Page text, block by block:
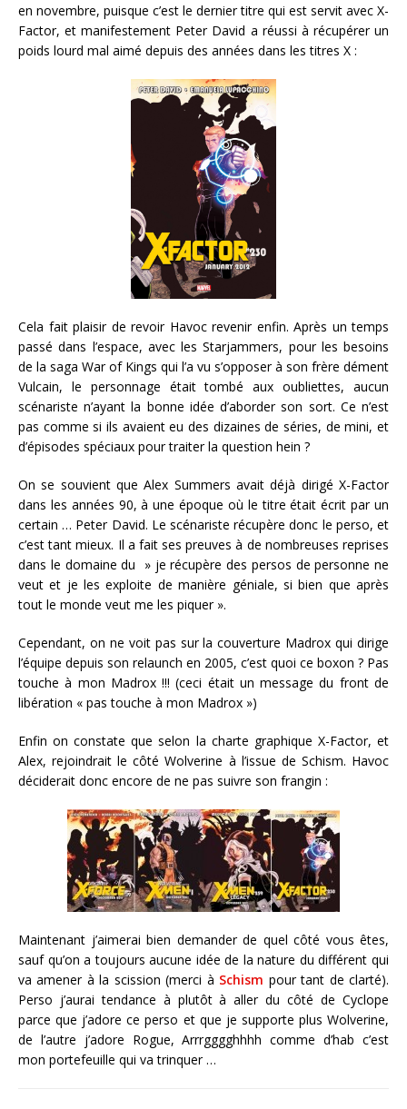
en novembre, puisque c’est le dernier titre qui est servit avec X-
Factor, et manifestement Peter David a réussi à récupérer un
poids lourd mal aimé depuis des années dans les titres X :
Cela fait plaisir de revoir Havoc revenir enfin. Après un temps
passé dans l’espace, avec les Starjammers, pour les besoins
de la saga War of Kings qui l’a vu s’opposer à son frère dément
Vulcain, le personnage était tombé aux oubliettes, aucun
scénariste n’ayant la bonne idée d’aborder son sort. Ce n’est
pas comme si ils avaient eu des dizaines de séries, de mini, et
d’épisodes spéciaux pour traiter la question hein ?
On se souvient que Alex Summers avait déjà dirigé X-Factor
dans les années 90, à une époque où le titre était écrit par un
certain … Peter David. Le scénariste récupère donc le perso, et
c’est tant mieux. Il a fait ses preuves à de nombreuses reprises
dans le domaine du » je récupère des persos de personne ne
veut et je les exploite de manière géniale, si bien que après
tout le monde veut me les piquer ».
Cependant, on ne voit pas sur la couverture Madrox qui dirige
l’équipe depuis son relaunch en 2005, c’est quoi ce boxon ? Pas
touche à mon Madrox !!! (ceci était un message du front de
libération « pas touche à mon Madrox »)
Enfin on constate que selon la charte graphique X-Factor, et
Alex, rejoindrait le côté Wolverine à l’issue de Schism. Havoc
déciderait donc encore de ne pas suivre son frangin :
Maintenant j’aimerai bien demander de quel côté vous êtes,
sauf qu’on a toujours aucune idée de la nature du différent qui
va amener à la scission (merci à Schism pour tant de clarté).
Perso j’aurai tendance à plutôt à aller du côté de Cyclope
parce que j’adore ce perso et que je supporte plus Wolverine,
de l’autre j’adore Rogue, Arrrgggghhhh comme d’hab c’est
mon portefeuille qui va trinquer …